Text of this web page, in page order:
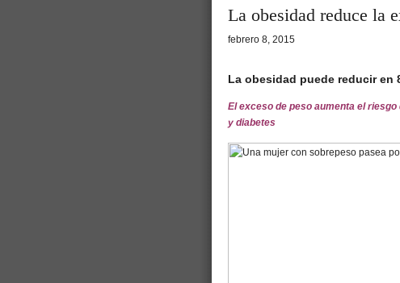
La obesidad reduce la
febrero 8, 2015
La obesidad puede reducir en
El exceso de peso aumenta el
y diabetes